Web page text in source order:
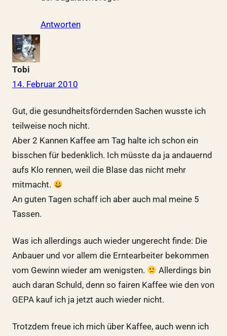
Antworten
Tobi
14. Februar 2010
Gut, die gesundheitsfördernden Sachen wusste ich
teilweise noch nicht.
Aber 2 Kannen Kaffee am Tag halte ich schon ein
bisschen für bedenklich. Ich müsste da ja andauernd
aufs Klo rennen, weil die Blase das nicht mehr
mitmacht.
An guten Tagen schaff ich aber auch mal meine 5
Tassen.
Was ich allerdings auch wieder ungerecht finde: Die
Anbauer und vor allem die Erntearbeiter bekommen
vom Gewinn wieder am wenigsten.
Allerdings bin
auch daran Schuld, denn so fairen Kaffee wie den von
GEPA kauf ich ja jetzt auch wieder nicht.
Trotzdem freue ich mich über Kaffee, auch wenn ich